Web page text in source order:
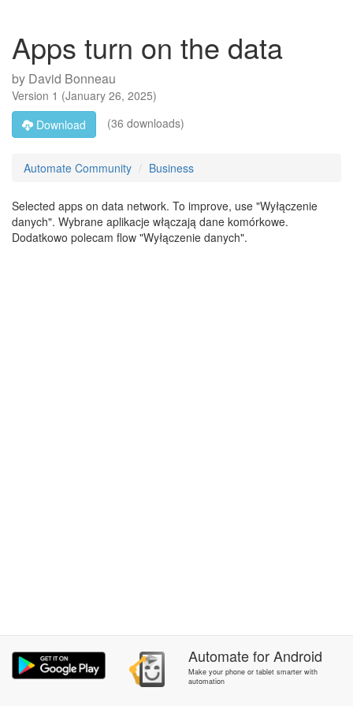
Apps turn on the data
by David Bonneau
Version 1 (January 26, 2025)
Download
(36 downloads)
Automate Community Business
Selected apps on data network. To improve, use "Wyłączenie
danych". Wybrane aplikacje włączają dane komórkowe.
Dodatkowo polecam flow "Wyłączenie danych".
AutomateforAndroid
Make your phone or tablet smarter with
automation